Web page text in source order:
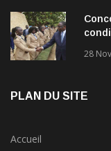
28
PLAN DU SITE
Accueil